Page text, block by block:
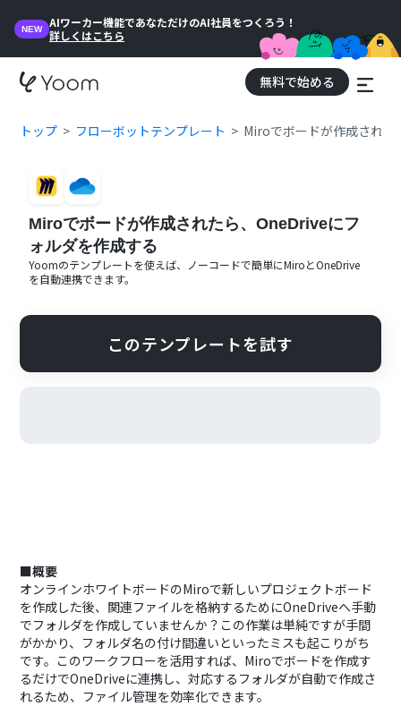
NEW
AIワーカー機能であなただけのAI社員をつくろう！
詳しくはこちら
無料で始める
トップ フローボットテンプレート Miroでボードが作成され
Miroでボードが作成されたら、OneDriveにフ
ォルダを作成する
Yoomのテンプレートを使えば、ノーコードで簡単にMiroとOneDrive
を自動連携できます。
このテンプレートを試す
■概要
オンラインホワイトボードのMiroで新しいプロジェクトボード
を作成した後、関連ファイルを格納するためにOneDriveへ手動
でフォルダを作成していませんか？この作業は単純ですが手間
がかかり、フォルダ名の付け間違いといったミスも起こりがち
です。このワークフローを活用すれば、Miroでボードを作成す
るだけでOneDriveに連携し、対応するフォルダが自動で作成さ
れるため、ファイル管理を効率化できます。